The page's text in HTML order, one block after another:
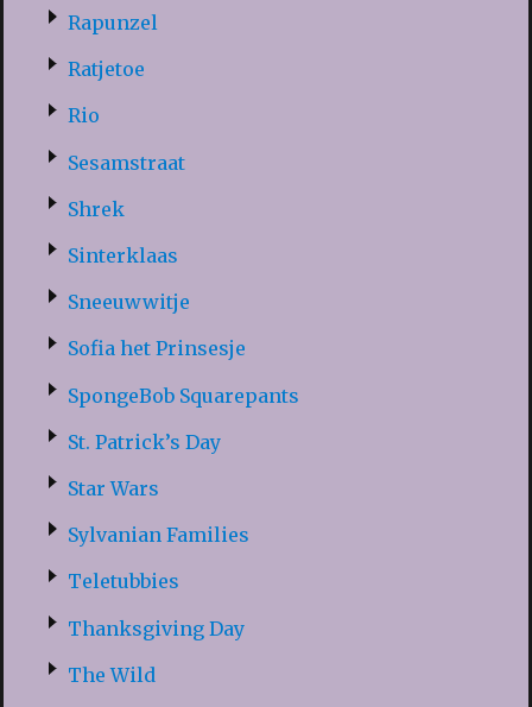
Rapunzel
Ratjetoe
Rio
Sesamstraat
Shrek
Sinterklaas
Sneeuwwitje
Sofia het Prinsesje
SpongeBob Squarepants
St. Patrick’s Day
Star Wars
Sylvanian Families
Teletubbies
Thanksgiving Day
The Wild